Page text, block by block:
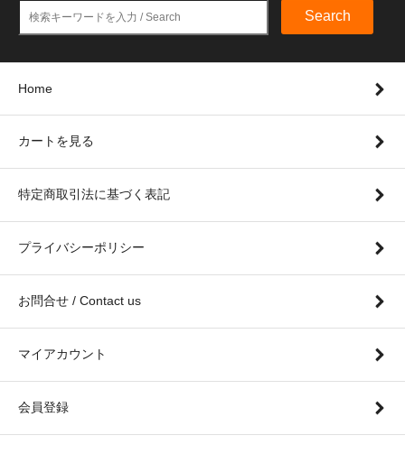
Search
Home
カートを見る
特定商取引法に基づく表記
プライバシーポリシー
お問合せ / Contact us
マイアカウント
会員登録